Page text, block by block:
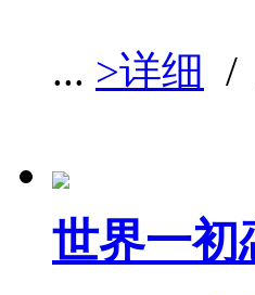
... >详细 /
世界一初